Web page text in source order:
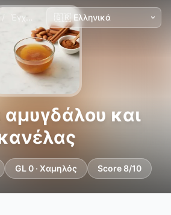
Έγχυμα αμυγδάλου και κανέλας
και
GL 0 · Χαμηλός Score 8/10